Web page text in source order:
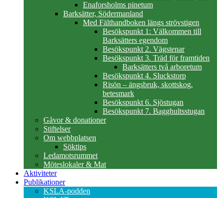
Enaforsholms pinetum
Barksätter, Södermanland
Med Fälthandboken längs strövstigen
Besökspunkt 1: Välkommen till
Barksätters egendom
Besökspunkt 2. Vägstenar
Besökspunkt 3. Träd för framtiden
Barksätters två arboretum
Besökspunkt 4. Sluckstorp
Risön – ängsbruk, skottskog,
betesmark
Besökspunkt 6. Sjöstugan
Besökspunkt 7. Bagghultsstugan
Gåvor & donationer
Stiftelser
Om webbplatsen
Söktips
Ledamotsrummet
Möteslokaler & Mat
Aktiviteter
Publikationer
KSLA-podden